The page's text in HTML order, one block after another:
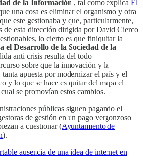
de la Información , tal como explica El
una cosa es eliminar el organismo y otra
este gestionaba y que, particularmente,
de esta dirección dirigida por David Cierco
lo cierto es que finiquitar la
el Desarrollo de la Sociedad de la
anti crisis resulta del todo
sobre que la innovación y la
apuesta por modernizar el país y el
y lo que se hace es quitar del mapa el
se promovían estos cambios.
públicas siguen pagando el
de gestión en un pago vergonzoso
a cuestionar (Ayuntamiento de
).
ausencia de una idea de internet en